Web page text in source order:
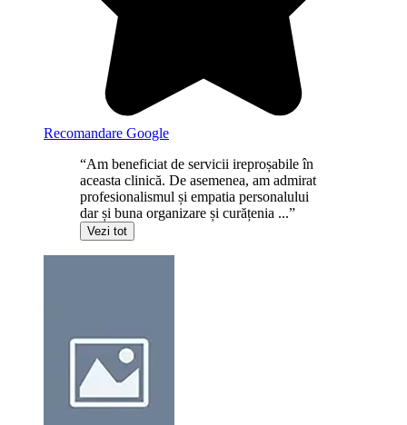
Recomandare Google
“Am beneficiat de servicii ireproșabile în
aceasta clinică. De asemenea, am admirat
profesionalismul și empatia personalului
dar și buna organizare și curățenia ...”
Vezi tot